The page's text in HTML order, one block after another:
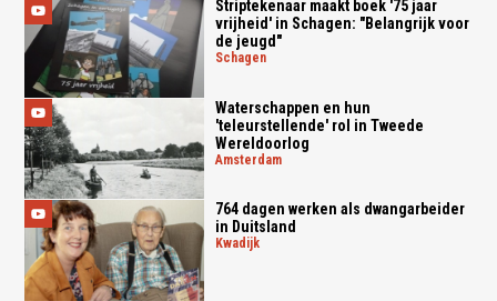
Striptekenaar maakt boek '75 jaar
vrijheid' in Schagen: "Belangrijk voor
de jeugd"
schagen
Waterschappen en hun
'teleurstellende' rol in Tweede
Wereldoorlog
amsterdam
764 dagen werken als dwangarbeider
in Duitsland
kwadijk